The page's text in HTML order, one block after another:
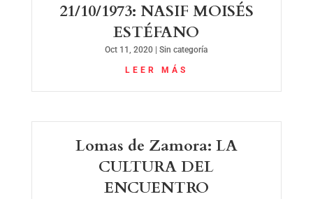
21/10/1973: NASIF MOISÉS
ESTÉFANO
Oct 11, 2020 |Sin categoría
LEER MÁS
Lomas de Zamora: LA
CULTURA DEL
ENCUENTRO